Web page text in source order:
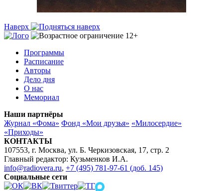
Наверх
Программы
Расписание
Авторы
Дело дня
О нас
Мемориал
Наши партнёры
Журнал «Фома» Фонд «Мои друзья» «Милосердие»
«Приходы»
КОНТАКТЫ
107553, г. Москва, ул. Б. Черкизовская, 17, стр. 2
Главный редактор: Кузьменков И.А.
info@radiovera.ru, +7 (495) 781-97-61 (доб. 145)
Социальные сети